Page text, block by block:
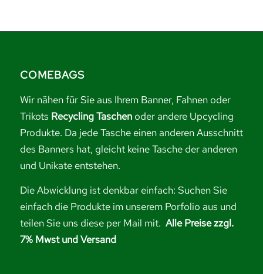
COMEBAGS
Wir nähen für Sie aus Ihrem Banner, Fahnen oder
Trikots Recycling Taschenoder andere Upcycling
Produkte. Da jede Tasche einen anderen Ausschnitt
des Banners hat, gleicht keine Tasche der anderen
und Unikate entstehen.
Die Abwicklung ist denkbar einfach: Suchen Sie
einfach die Produkte im unserem Porfolio aus und
teilen Sie uns diese per Mail mit. Alle Preise zzgl.
7% Mwst und Versand